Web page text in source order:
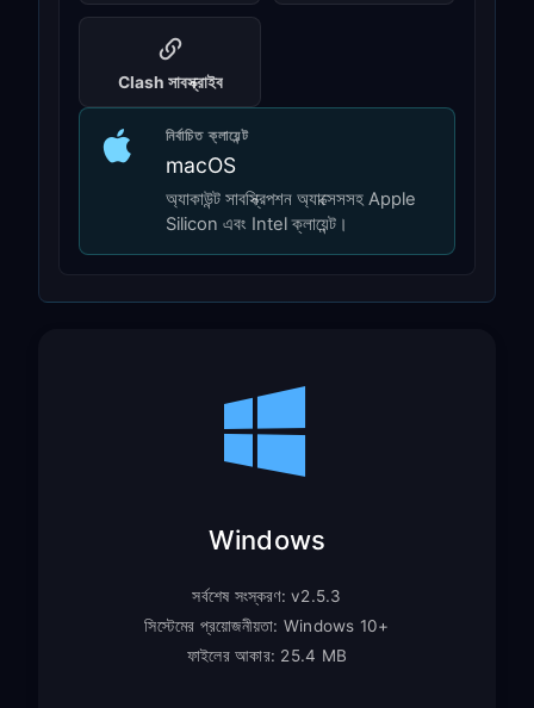
Clash সাবস্ক্রাইব
নির্বাচিত ক্লায়েন্ট
macOS
অ্যাকাউন্ট সাবস্ক্রিপশন অ্যাক্সেসসহ Apple
Silicon এবং Intel ক্লায়েন্ট।
Windows
সর্বশেষ সংস্করণ: v2.5.3
সিস্টেমের প্রয়োজনীয়তা: Windows 10+
ফাইলের আকার: 25.4 MB